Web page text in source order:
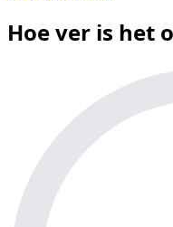
Hoe ver is het